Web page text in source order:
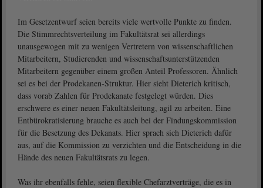
Im Gesetzentwurf seien bereits viele wertvolle Punkte zu finden.
Die Stimmrechtsverteilung im Fakultätsrat sei allerdings
unausgewogen mit zu wenigen Vertretern von wissenschaftlichen
Mitarbeitern, Studierenden und wissenschaftsunterstützenden
Mitarbeitern gegenüber einem großen Anteil Professoren. Ähnlich
sei es bei der Prodekanen-Struktur. Hier sieht Dieterich kritisch,
dass vorab Zahlen für Prodekanate festgelegt würden. Dies
erschwere es einer neuen Fakultätsleitung, agil zu arbeiten. Eine
Entbürokratisierung brauche es auch bei der Findungskommission
für die Besetzung des Dekanats. Hier sprach sich Dieterich dafür
aus, auf die Kommission zu verzichten und die Entscheidung in die
Hände des neuen Fakultätsrats zu legen.
Was ihr ebenfalls fehle, seien flexible Chefarztverträge, die es in